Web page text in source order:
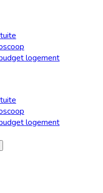
logement
logement